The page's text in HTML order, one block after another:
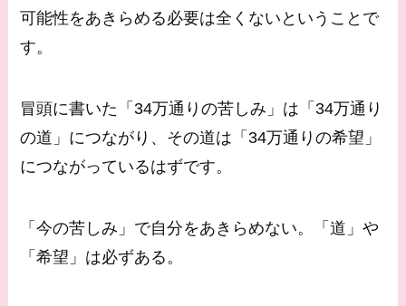
可能性をあきらめる必要は全くないということで
す。
冒頭に書いた「34万通りの苦しみ」は「34万通り
の道」につながり、その道は「34万通りの希望」
につながっているはずです。
「今の苦しみ」で自分をあきらめない。「道」や
「希望」は必ずある。